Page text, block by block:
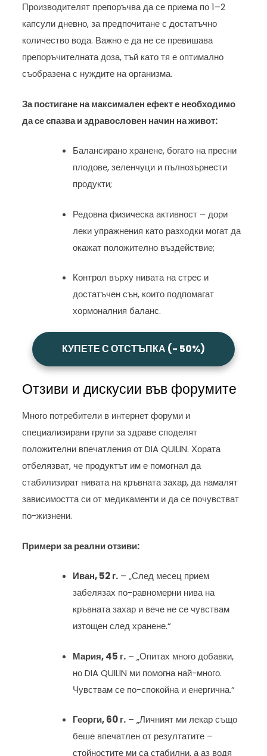
Производителят препоръчва да се приема по 1–2
капсули дневно, за предпочитане с достатъчно
количество вода. Важно е да не се превишава
препоръчителната доза, тъй като тя е оптимално
съобразена с нуждите на организма.
За постигане на максимален ефект е необходимо
да се спазва и здравословен начин на живот:
Балансирано хранене, богато на пресни
плодове, зеленчуци и пълнозърнести
продукти;
Редовна физическа активност – дори
леки упражнения като разходки могат да
окажат положително въздействие;
Контрол върху нивата на стрес и
достатъчен сън, които подпомагат
хормоналния баланс.
КУПЕТЕ С ОТСТЪПКА (- 50%)
Отзиви и дискусии във форумите
Много потребители в интернет форуми и
специализирани групи за здраве споделят
положителни впечатления от DIA QUILIN. Хората
отбелязват, че продуктът им е помогнал да
стабилизират нивата на кръвната захар, да намалят
зависимостта си от медикаменти и да се почувстват
по-жизнени.
Примери за реални отзиви:
Иван, 52 г. – „След месец прием
забелязах по-равномерни нива на
кръвната захар и вече не се чувствам
изтощен след хранене.“
Мария, 45 г. – „Опитах много добавки,
но DIA QUILIN ми помогна най-много.
Чувствам се по-спокойна и енергична.“
Георги, 60 г. – „Личният ми лекар също
беше впечатлен от резултатите –
стойностите ми са стабилни, а аз водя